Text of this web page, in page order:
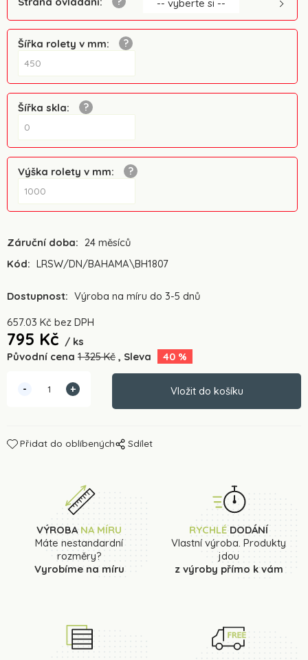
-- vyberte si --
Šířka rolety v mm:
Šířka skla:
Výška rolety v mm:
Záruční doba: 24 měsíců
Kód: LRSW/DN/BAHAMA\BH1807
Dostupnost: Výroba na míru do 3-5 dnů
657.03 Kč bez DPH
795 Kč
ks
Původní cena 1 325Kč Sleva 40 %
Přidat do oblíbených Sdílet
VÝROBA NA MÍRU
Máte nestandardní
rozměry?
Vyrobíme na míru
RYCHLÉDODÁNÍ
Vlastní výroba. Produkty
jdou
z výroby přímo k vám